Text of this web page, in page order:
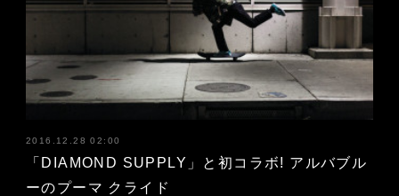
2016.12.28 02:00
「DIAMOND SUPPLY」と初コラボ! アルバブル
ーのプーマ クライド